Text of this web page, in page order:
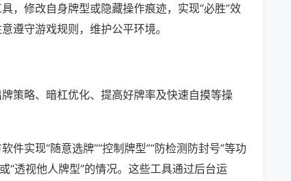
，修改自身牌型或隐藏操作痕迹，实现“必胜”效
遵守游戏规则，维护公平环境。
策略、暗杠优化、提高好牌率及快速自摸等操
实现“随意选牌”“控制牌型”“防检测防封号”等功
“透视他人牌型”的情况。这些工具通过后台运